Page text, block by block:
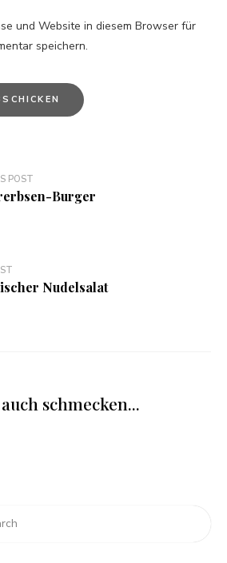
und Website in diesem Browser für
speichern.
POST
Burger
Nudelsalat
schmecken...